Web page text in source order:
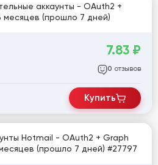
аккаунты - OAuth2 +
месяцев (прошло 7 дней)
7.83 ₽
0 отзывов
Купить
Hotmail - OAuth2 + Graph
(прошло 7 дней) #27797